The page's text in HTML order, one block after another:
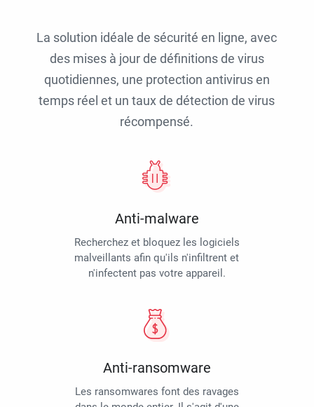
La solution idéale de sécurité en ligne, avec
des mises à jour de définitions de virus
quotidiennes, une protection antivirus en
temps réel et un taux de détection de virus
récompensé.
Anti-malware
Recherchez et bloquez les logiciels
malveillants afin qu'ils n'infiltrent et
n'infectent pas votre appareil.
Anti-ransomware
Les ransomwares font des ravages